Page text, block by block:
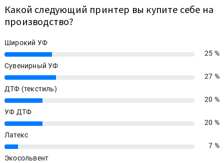
Какой следующий принтер вы купите себе на
производство?
Широкий УФ
25%
25 %
Сувенирный УФ
27%
27 %
ДТФ (текстиль)
20%
20 %
УФ ДТФ
20%
20 %
Латекс
7%
7 %
Экосольвент